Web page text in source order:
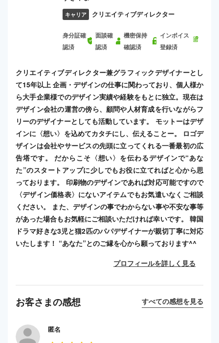
キャリア クリエイティブディレクター
身分証確
認済
面談確
認済
機密保持
確認済
インボイス
登録済
クリエイティブディレクター兼グラフィックデザイナーとし
て15年以上 企画・デザインの仕事に関わっており、個人様か
ら大手企業様でのデザイン実績や経験をもとに独立。現在は
デザイン会社の運営の傍ら、顧問や人材育成を行いながらフ
リーのデザイナーとしても活動しています。 モットーはデザ
インに〈想い〉を込めてカタチにし、伝えることー。 ロゴデ
ザインは会社やサービスの先頭に立ってくれる一番最初の広
告塔です。 だからこそ〈想い〉を伝わるデザインで“あな
た”のスタートアップに少しでもお役に立てればと心から思
っております。 印刷物のデザインであれば対応可能ですので
〈デザイン価格表〉にないアイテムでもお気遣いなくご相談
ください。 また、デザインの事でわからない事や不安な事等
があった場合もお気軽にご相談いただければ幸いです。 韓国
ドラマ好きな3児と猫2匹のパパデザイナーが親切丁寧に対応
いたします！ “あなた”とのご縁を心から願っております^^
プロフィールを詳しく見る
お客さまの感想 すべての感想を見る
匿名